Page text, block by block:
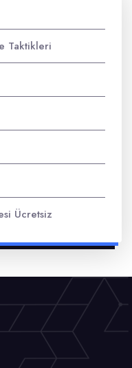
Taktikleri
Ücretsiz